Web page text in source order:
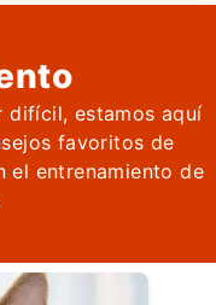
difícil, estamos aquí
favoritos de
el entrenamiento de